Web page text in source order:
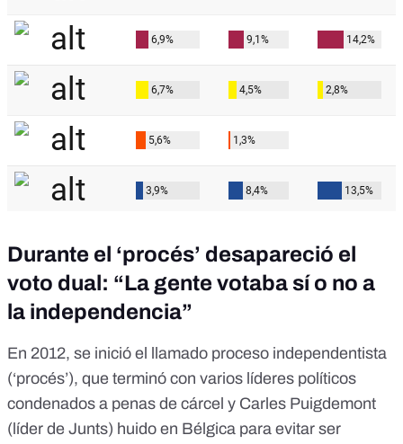
Durante el ‘procés’ desapareció el
voto dual: “La gente votaba sí o no a
la independencia”
En 2012, se inició el llamado proceso independentista
(‘procés’), que terminó con varios líderes políticos
condenados a penas de cárcel y Carles Puigdemont
(líder de Junts) huido en Bélgica para evitar ser